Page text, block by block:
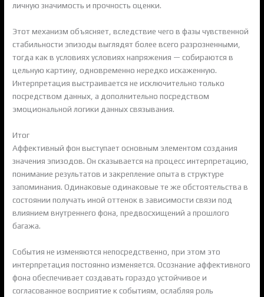
личную значимость и прочность оценки.
Этот механизм объясняет, вследствие чего в фазы чувственной
стабильности эпизоды выглядят более всего разрозненными,
тогда как в условиях условиях напряжения — собираются в
цельную картину, одновременно нередко искаженную.
Интерпретация выстраивается не исключительно только
посредством данных, а дополнительно посредством
эмоциональной логики данных связывания.
Итог
Аффективный фон выступает основным элементом создания
значения эпизодов. Он сказывается на процесс интерпретацию,
понимание результатов и закрепление опыта в структуре
запоминания. Одинаковые одинаковые те же обстоятельства в
состоянии получать иной оттенок в зависимости связи под
влиянием внутреннего фона, предвосхищений а прошлого
багажа.
События не изменяются непосредственно, при этом это
интерпретация постоянно изменяется. Осознание аффективного
фона обеспечивает создавать гораздо устойчивое и
согласованное восприятие к событиям, ослабляя роль